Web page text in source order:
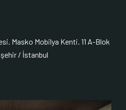
Masko Mobilya Kenti. 11 A-Blok
/ İstanbul